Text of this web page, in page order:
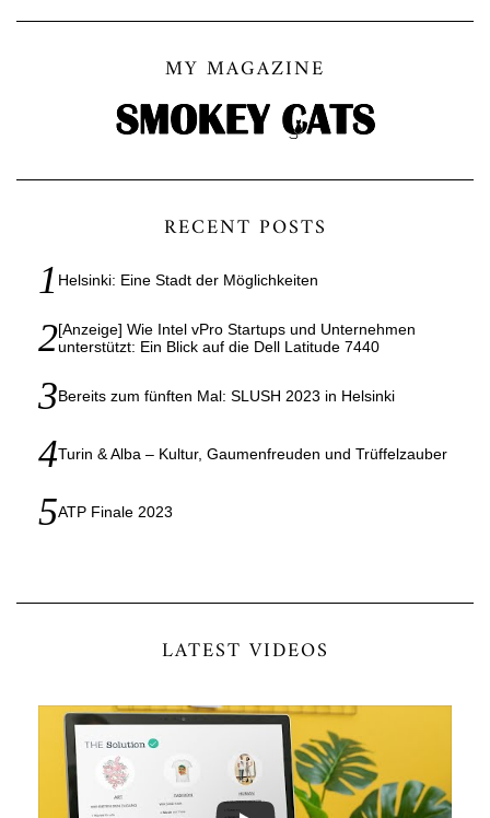
MY MAGAZINE
RECENT POSTS
Helsinki: Eine Stadt der Möglichkeiten
[Anzeige] Wie Intel vPro Startups und Unternehmen
unterstützt: Ein Blick auf die Dell Latitude 7440
Bereits zum fünften Mal: SLUSH 2023 in Helsinki
Turin & Alba – Kultur, Gaumenfreuden und Trüffelzauber
ATP Finale 2023
LATEST VIDEOS